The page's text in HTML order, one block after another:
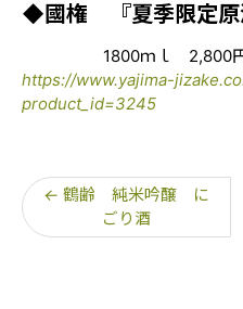
◆國権 『夏季限定
1800ｍｌ 2,800
https://www.yajima-
product_id=3245
← 鶴齢 純米吟醸 に
ごり酒